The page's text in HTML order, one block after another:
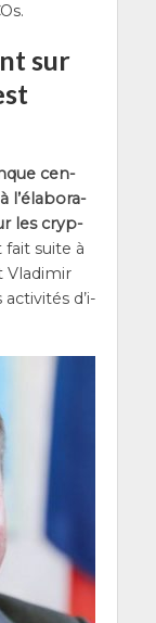
sur
cen­
l’é­la­bo­ra­
les cryp­
suite à
Vla­di­mir
d’i­